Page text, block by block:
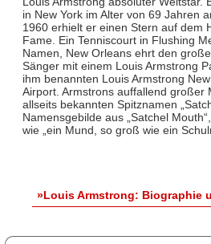
in New York im Alter von 69 Jahren
1960 erhielt er einen Stern auf dem
Fame. Ein Tenniscourt in Flushing
Namen, New Orleans ehrt den
Sänger mit einem Louis Armstrong
ihm benannten Louis Armstrong
Airport. Armstrons auffallend großer
allseits bekannten Spitznamen
Namensgebilde aus „Satchel
wie „ein Mund, so groß wie ein
»Louis Armstrong: Biographie